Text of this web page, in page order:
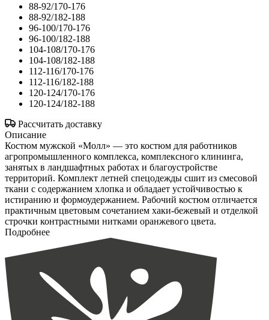
88-92/170-176
88-92/182-188
96-100/170-176
96-100/182-188
104-108/170-176
104-108/182-188
112-116/170-176
112-116/182-188
120-124/170-176
120-124/182-188
Рассчитать доставку
Описание
Костюм мужской «Молл» — это костюм для работников
агропромышленного комплекса, комплексного клининга,
занятых в ландшафтных работах и благоустройстве
территорий. Комплект летней спецодежды сшит из смесовой
ткани с содержанием хлопка и обладает устойчивостью к
истиранию и формоудержанием. Рабочий костюм отличается
практичным цветовым сочетанием хаки-бежевый и отделкой
строчки контрастными нитками оранжевого цвета.
Подробнее